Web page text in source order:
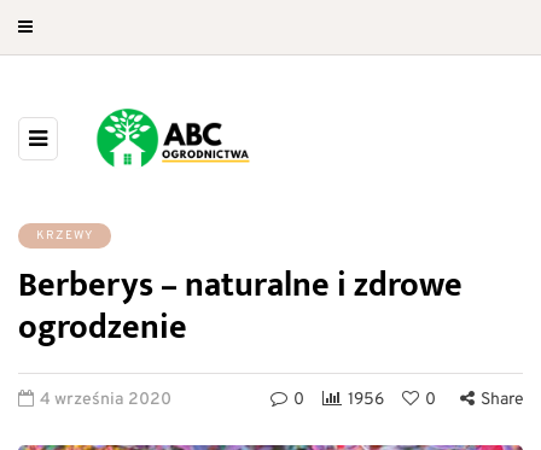
KRZEWY
Berberys – naturalne i zdrowe
ogrodzenie
4 września 2020 0 1956 0 Share